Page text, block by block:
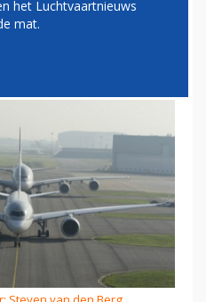
TE
het Luchtvaartnieuws
mat.